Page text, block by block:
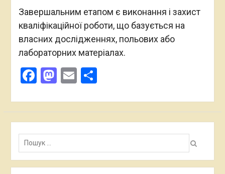
Завершальним етапом є виконання і захист
кваліфікаційної роботи, що базується на
власних дослідженнях, польових або
лабораторних матеріалах.
Facebook
Mastodon
EmailПоділитися
Пошук: